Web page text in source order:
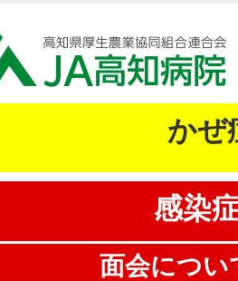
かぜ
感染
面会につい